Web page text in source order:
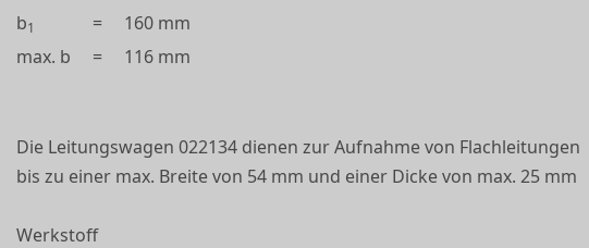
b1 =
160 mm
max. b
= 116 mm
Die Leitungswagen 022134 dienen zur Aufnahme von Flachleitungen
bis zu einer max. Breite von 54 mm und einer Dicke von max. 25 mm
Werkstoff